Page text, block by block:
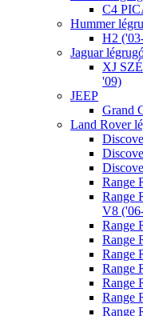
C4
Hummer
H2
Jaguar
XJ
'09)
JEEP
Grand
Land Rover
Range
Range
V8
Range
Range
Range
Range
Range
Range
Range